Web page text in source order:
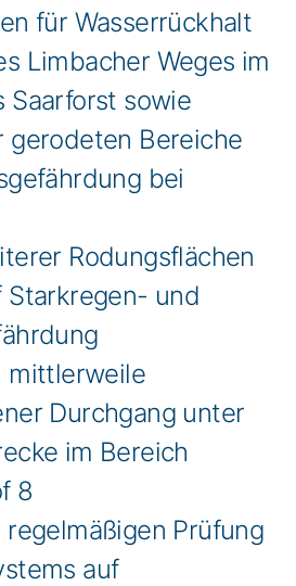
für Wasserrückhalt
Limbacher Weges im
Saarforst sowie
gerodeten Bereiche
bei
Rodungsflächen
Starkregen- und
mittlerweile
Durchgang unter
im Bereich
8
regelmäßigen Prüfung
auf